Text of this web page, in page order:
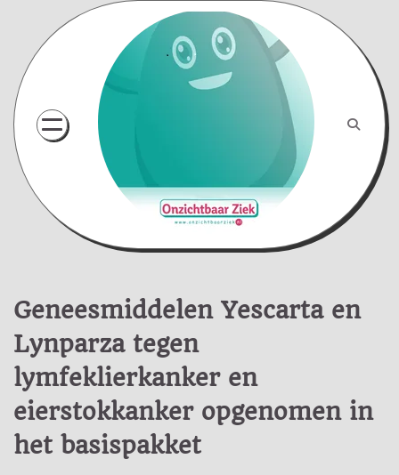
content
Geneesmiddelen Yescarta en
Lynparza tegen
lymfeklierkanker en
eierstokkanker opgenomen in
het basispakket